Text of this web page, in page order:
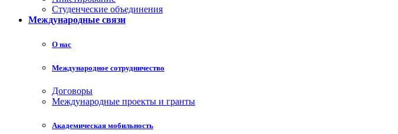
Студенческие объединения
Международные связи
О нас
Международное сотрудничество
Договоры
Международные проекты и гранты
Академическая мобильность